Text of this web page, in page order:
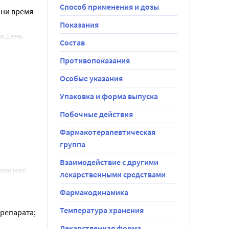
время
день.
день.
на 4
внутрь
или по 20
раз в
мг один
Способ применения и дозы
Показания
Состав
Противопоказания
Особые указания
Упаковка и форма выпуска
Побочные действия
Фармакотерапевтическая
группа
Взаимодействие с другими
лекарственными средствами
Фармакодинамика
Температура хранения